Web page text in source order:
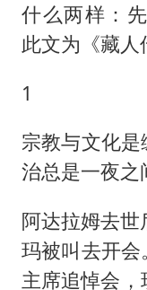
什么两样：
此文为《藏人
1
宗教与文化
治总是一夜之
阿达拉姆去
玛被叫去开
主席追悼会